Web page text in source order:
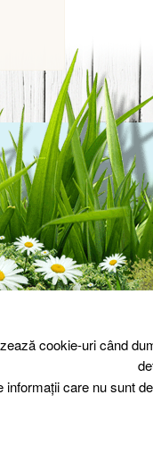
cookie-uri când
care nu sunt